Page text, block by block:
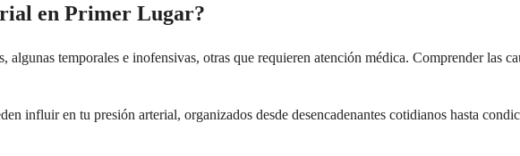
en Primer Lugar?
temporales e inofensivas, otras que requieren atención médica. Comprender las
influir en tu presión arterial, organizados desde desencadenantes cotidianos hasta